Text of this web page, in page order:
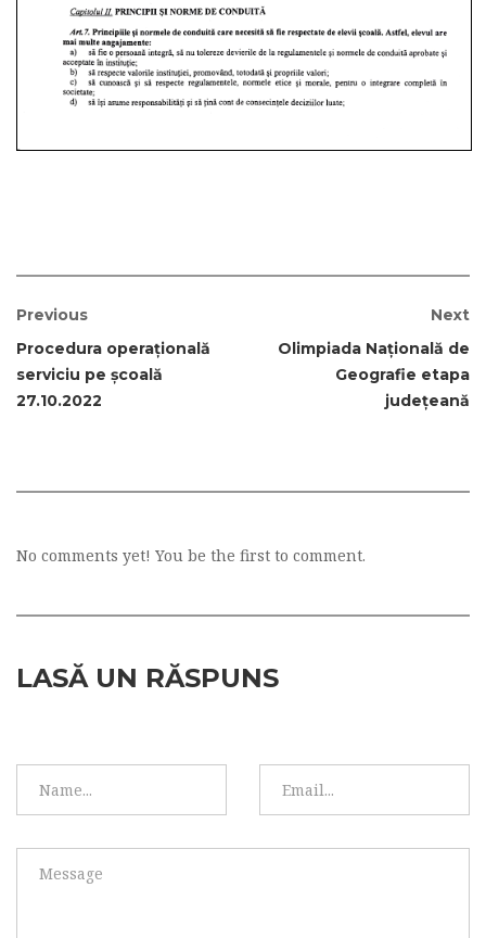
Previous
Procedura operațională
serviciu pe școală
27.10.2022
Next
Olimpiada Națională de
Geografie etapa
județeană
No comments yet! You be the first to comment.
LASĂ UN RĂSPUNS